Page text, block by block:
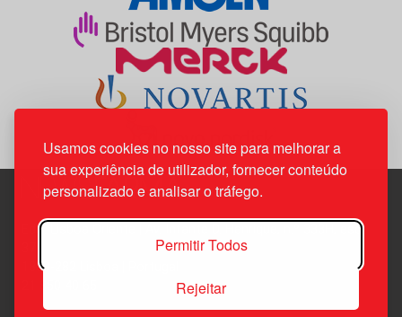
Usamos cookies no nosso site para melhorar a
sua experiência de utilizador, fornecer conteúdo
personalizado e analisar o tráfego.
Permitir Todos
Rejeitar
Edif. Lisboa Oriente | Av. Infante D. Henrique, n.º 333H, esc.
1800-282 Lisboa | Portugal